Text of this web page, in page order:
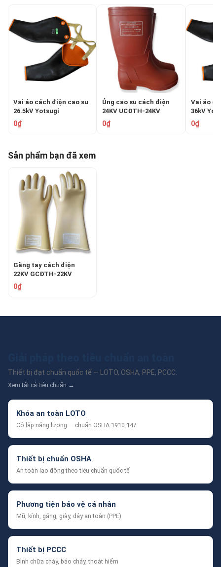
Vai áo cách điện cao su
26.5kV Yotsugi
GLOVAREX YS-138-23
0₫
Ủng cao su cách điện
24KV UCĐTH-24KV
0₫
Vai áo
36kV
YS-138-
0₫
Sản phẩm bạn đã xem
Găng tay cách điện
22KV GCĐTH-22KV
0₫
Thiết bị đạt chuẩn quốc tế — LOTO, OSHA, PPE, PCCC.
Xem tất cả tiêu chuẩn →
Khóa an toàn LOTO
Cô lập năng lượng — chuẩn OSHA 1910.147
Thiết bị chuẩn OSHA
An toàn lao động theo tiêu chuẩn quốc tế
Phương tiện bảo vệ cá nhân
Mũ, kính, găng, giày, dây an toàn (PPE)
Thiết bị PCCC
Bình chữa cháy, báo cháy, thoát hiểm